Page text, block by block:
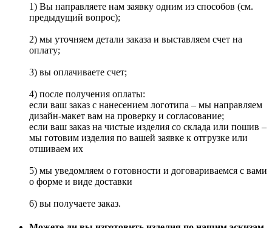
1) Вы направляете нам заявку одним из способов (см.
предыдущий вопрос);
2) мы уточняем детали заказа и выставляем счет на
оплату;
3) вы оплачиваете счет;
4) после получения оплаты:
если ваш заказ с нанесением логотипа – мы направляем
дизайн-макет вам на проверку и согласование;
если ваш заказ на чистые изделия со склада или пошив –
мы готовим изделия по вашей заявке к отгрузке или
отшиваем их
5) мы уведомляем о готовности и договариваемся с вами
о форме и виде доставки
6) вы получаете заказ.